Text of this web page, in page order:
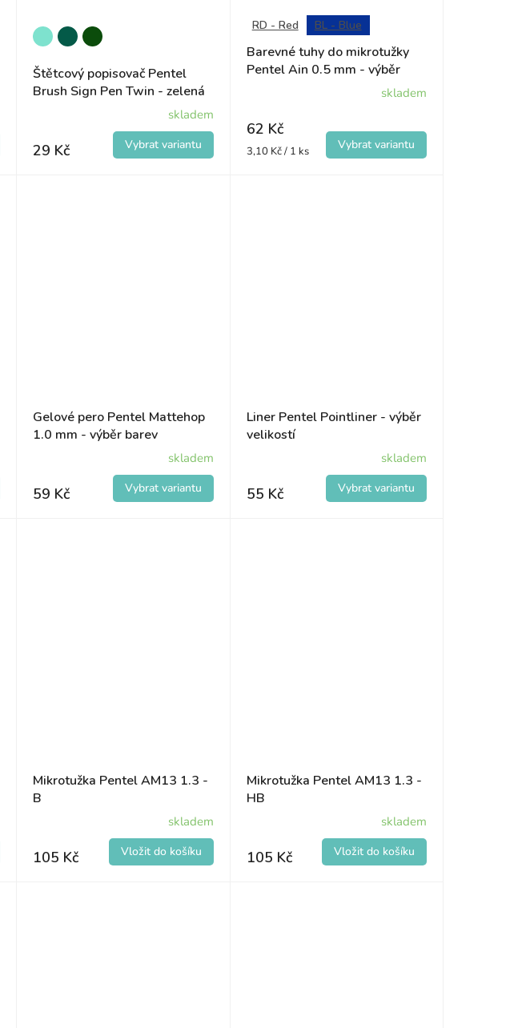
Štětcový popisovač Pentel
Brush Sign Pen Twin - zelená
skladem
29 Kč
Barevné tuhy do mikrotužky
Pentel Ain 0.5 mm - výběr
skladem
62 Kč
Měrná
3,10 Kč / 1 ks
RD - Red BL - Blue
Gelové pero Pentel Mattehop
1.0 mm - výběr barev
skladem
59 Kč
Liner Pentel Pointliner - výběr
velikostí
skladem
55 Kč
Mikrotužka Pentel AM13 1.3 -
B
skladem
105 Kč
Mikrotužka Pentel AM13 1.3 -
HB
skladem
105 Kč